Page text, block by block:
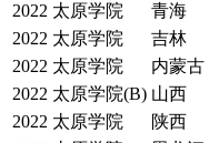
2022 太原学院 青海
2022 太原学院 吉林
2022 太原学院 内蒙古
2022 太原学院(B) 山西
2022 太原学院 陕西